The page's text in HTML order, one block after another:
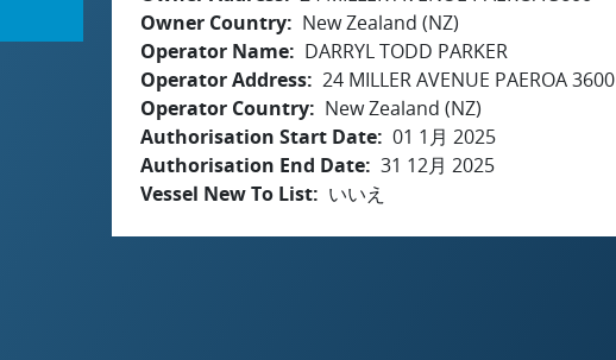
Owner Country
New Zealand (NZ)
Operator Name
DARRYL TODD PARKER
Operator Address 24 MILLER AVENUE PAEROA 3600
Operator Country
New Zealand (NZ)
Authorisation Start Date 01 1月 2025
Authorisation End Date 31 12月 2025
Vessel New To List
いいえ